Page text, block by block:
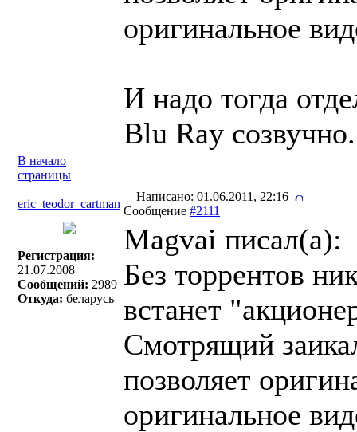
оригинальное
И надо тогда
Blu Ray
В начало
страницы
eric_teodor_cartman
Написано: 01.06.2011, 22:16
Сообщение #2111
Регистрация:
21.07.2008
Сообщений: 2989
Откуда: беларусь
Magvai писал(a):
Без торрентов
встанет
Смотрящий
позволяет
оригинальное